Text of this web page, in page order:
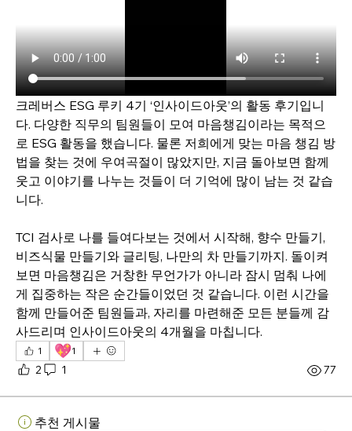
크레버스 ESG 루키 4기 ‘인사이드아웃’의 활동 후기입니
다. 다양한 직무의 팀원들이 모여 마음챙김이라는 목적으
로 ESG 활동을 했습니다. 물론 저희에게 맞는 마음 챙김 방
법을 찾는 것에 우여곡절이 많았지만, 지금 돌아보면 함께
웃고 이야기를 나누는 것들이 더 기억에 많이 남는 것 같습
니다.
TCI 검사로 나를 들여다보는 것에서 시작해, 향수 만들기,
비즈식물 만들기와 글리팅, 나만의 차 만들기까지. 돌이켜
보면 마음챙김은 거창한 무언가가 아니라 잠시 멈춰 나에
게 집중하는 작은 순간들이었던 것 같습니다. 이런 시간을
함께 만들어준 팀원들과, 자리를 마련해준 모든 분들께 감
사드리며 인사이드아웃의 4개월을 마칩니다.
1 💖1
2 1 77
추천 게시물